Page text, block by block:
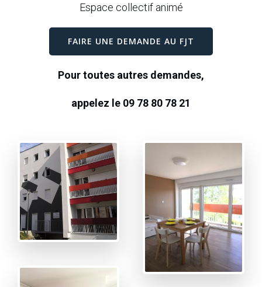
Espace collectif animé
FAIRE UNE DEMANDE AU FJT
Pour toutes autres demandes,
appelez le 09 78 80 78 21